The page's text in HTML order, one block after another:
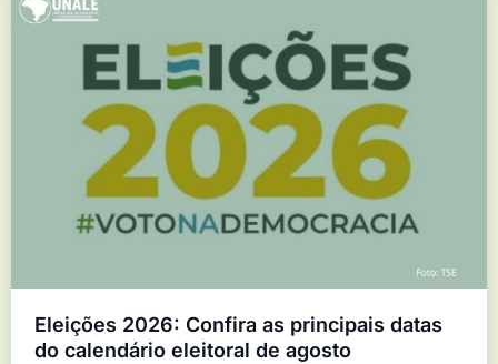
Eleições 2026: Confira as principais datas
do calendário eleitoral de agosto